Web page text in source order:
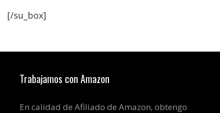
[/su_box]
Trabajamos con Amazon
En calidad de Afiliado de Amazon, obtengo